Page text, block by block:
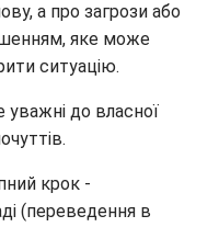
а про загрози або
яке може
ситуацію.
уважні до власної
крок -
(переведення в